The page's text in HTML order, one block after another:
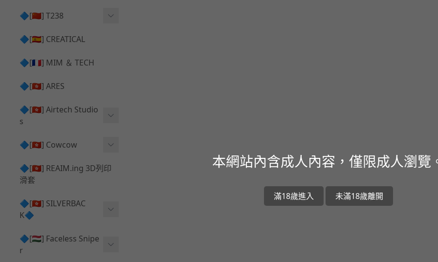
彈匣釋放鈕 ⧸ Mag Releas
推嘴 ⧸ Nozzle
🔷[🇨🇳] T238
電子扳機
發光器
🔷[🇪🇸] CREATICAL
🔷[🇫🇷] MIM ＆ TECH
🔷[🇭🇰] ARES
🔷[🇭🇰] Airtech Studio
s
VFC
G＆G
Krytac
KWA
Tokyo Marui
PROWIN
🔷[🇭🇰] Cowcow
TM Glock 系列
Action Army AAP01 系列
UMAREX VFC 系列
KWA⧸KSC系列
🔷[🇭🇰] REAIM.ing 3D列印
滑套
🔷[🇭🇰] SILVERBAC
K🔷
SRS ⧸ HTI 🟦 主體 ⧸ 彈匣
✅ 碳纖管 ⧸ 彈簧
🔷[🇭🇺] Faceless Snipe
r
本網站內含成人內容，僅限成人瀏覽
滿18歲進入 未滿18歲離開